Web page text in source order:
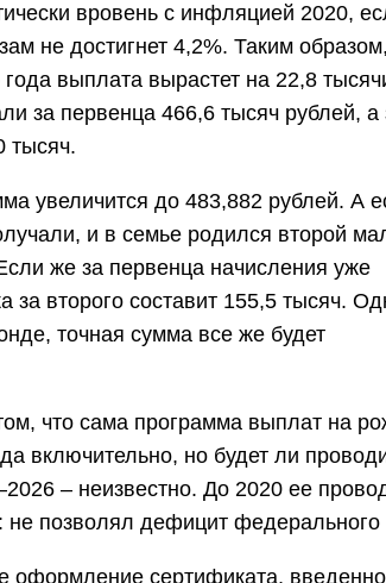
вровень с инфляцией 2020,
не достигнет 4,2%. Таким
выплата вырастет на 22,8
за первенца 466,6 тысяч рублей, а
тысяч.
увеличится до 483,882 рублей. А
и в семье родился второй
же за первенца начисления уже
за второго составит 155,5 тысяч.
точная сумма все же будет
что сама программа выплат на
включительно, но будет ли
– неизвестно. До 2020 ее
не позволял дефицит
оформление сертификата,